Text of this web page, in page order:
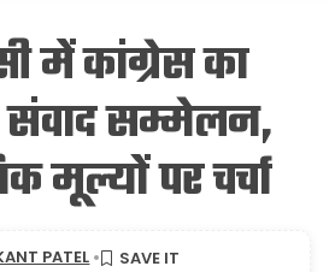
में कांग्रेस का
संवाद सम्मेलन,
मूल्यों पर चर्चा
PATEL